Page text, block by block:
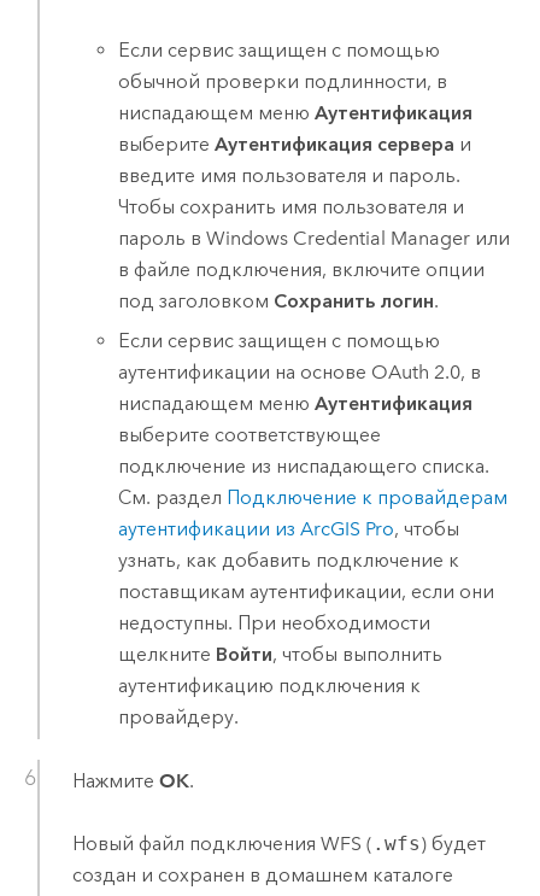
Если сервис защищен с помощью
обычной проверки подлинности, в
ниспадающем менюАутентификация
выберитеАутентификация сервера и
введите имя пользователя и пароль.
Чтобы сохранить имя пользователя и
пароль вWindows Credential Manager или
в файле подключения, включите опции
под заголовком Сохранить логин.
Если сервис защищен с помощью
аутентификации на основе OAuth 2.0, в
ниспадающем менюАутентификация
выберите соответствующее
подключение из ниспадающего списка.
См. раздел Подключение к провайдерам
аутентификации из ArcGIS Pro, чтобы
узнать, как добавить подключение к
поставщикам аутентификации, если они
недоступны. При необходимости
щелкните Войти, чтобы выполнить
аутентификацию подключения к
провайдеру.
Нажмите OK.
Новый файл подключения WFS ( .wfs) будет
создан и сохранен в домашнем каталоге